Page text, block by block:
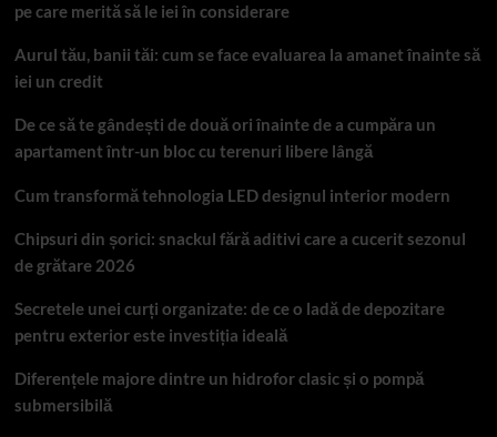
pe care merită să le iei în considerare
Aurul tău, banii tăi: cum se face evaluarea la amanet înainte să
iei un credit
De ce să te gândești de două ori înainte de a cumpăra un
apartament într-un bloc cu terenuri libere lângă
Cum transformă tehnologia LED designul interior modern
Chipsuri din șorici: snackul fără aditivi care a cucerit sezonul
de grătare 2026
Secretele unei curți organizate: de ce o ladă de depozitare
pentru exterior este investiția ideală
Diferențele majore dintre un hidrofor clasic și o pompă
submersibilă